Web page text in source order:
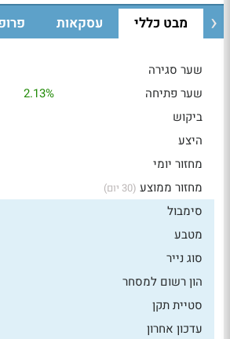
מבט כללי עסקאות
שער סגירה
שער פתיחה
2.13%
ביקוש
היצע
מחזור יומי
מחזור ממוצע (30 יום)
סימבול
מטבע
סוג נייר
הון רשום למסחר
סטיית תקן
עדכון אחרון